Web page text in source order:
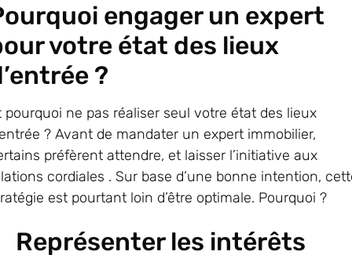
engager un expert
votre état des lieux
?
pourquoi ne pas réaliser seul votre état des lieux
? Avant de mandater un expert immobilier,
préfèrent attendre, et laisser l’initiative aux
cordiales . Sur base d’une bonne intention,
est pourtant loin d’être optimale. Pourquoi ?
Représenter les intérêts